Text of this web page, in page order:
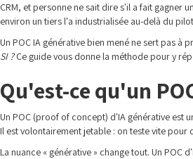
CRM, et personne ne sait dire s'il a fait gagner
environ un tiers l'a industrialisée au-delà du
Un POC IA générative bien mené ne sert pas à
SI ?Ce guide vous donne la méthode pour y
Qu'est-ce qu'un
Un POC (proof of concept) d'IA générative est
Il est volontairement jetable : on teste vite pour
La nuance « générative » change tout. Un